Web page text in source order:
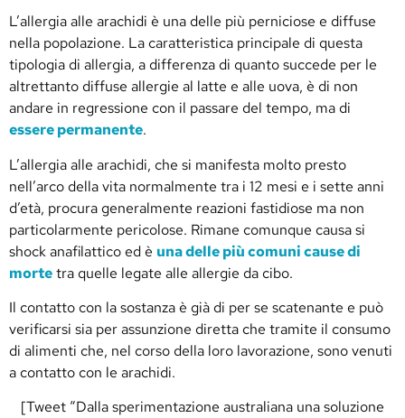
L’allergia alle arachidi è una delle più perniciose e diffuse
nella popolazione. La caratteristica principale di questa
tipologia di allergia, a differenza di quanto succede per le
altrettanto diffuse allergie al latte e alle uova, è di non
andare in regressione con il passare del tempo, ma di
essere permanente.
L’allergia alle arachidi, che si manifesta molto presto
nell’arco della vita normalmente tra i 12 mesi e i sette anni
d’età, procura generalmente reazioni fastidiose ma non
particolarmente pericolose. Rimane comunque causa si
shock anafilattico ed è una delle più comuni cause di
mortetra quelle legate alle allergie da cibo.
Il contatto con la sostanza è già di per se scatenante e può
verificarsi sia per assunzione diretta che tramite il consumo
di alimenti che, nel corso della loro lavorazione, sono venuti
a contatto con le arachidi.
[Tweet “Dalla sperimentazione australiana una soluzione